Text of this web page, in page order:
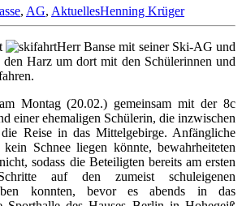
, AG, AktuellesHenning Krüger
Herr Banse mit seiner Ski-AG und
den Harz um dort mit den Schülerinnen und
Montag (20.02.) gemeinsam mit der 8c
einer ehemaligen Schülerin, die inzwischen
Reise in das Mittelgebirge. Anfängliche
Schnee liegen könnte, bewahrheiteten
sodass die Beteiligten bereits am ersten
auf den zumeist schuleigenen
konnten, bevor es abends in das